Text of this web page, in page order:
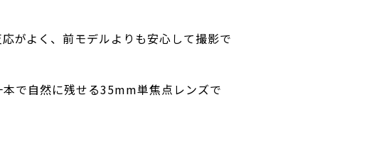
がよく、前モデルよりも安心して撮影で
で自然に残せる35mm単焦点レンズで